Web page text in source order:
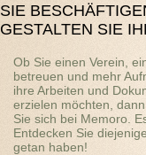
SIE
GESTALTEN SIE
Ob Sie einen Verein,
betreuen und mehr
ihre Arbeiten und
erzielen möchten,
Sie sich bei Memoro.
Entdecken Sie
getan haben!